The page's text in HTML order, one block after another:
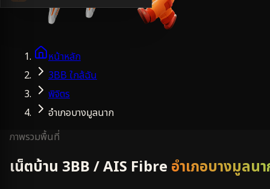
หน้าหลัก
3BB ใกล้ฉัน
พิจิตร
อำเภอบางมูลนาก
ภาพรวมพื้นที่
เน็ตบ้าน 3BB / AIS Fibre อำเภอบางมูลน